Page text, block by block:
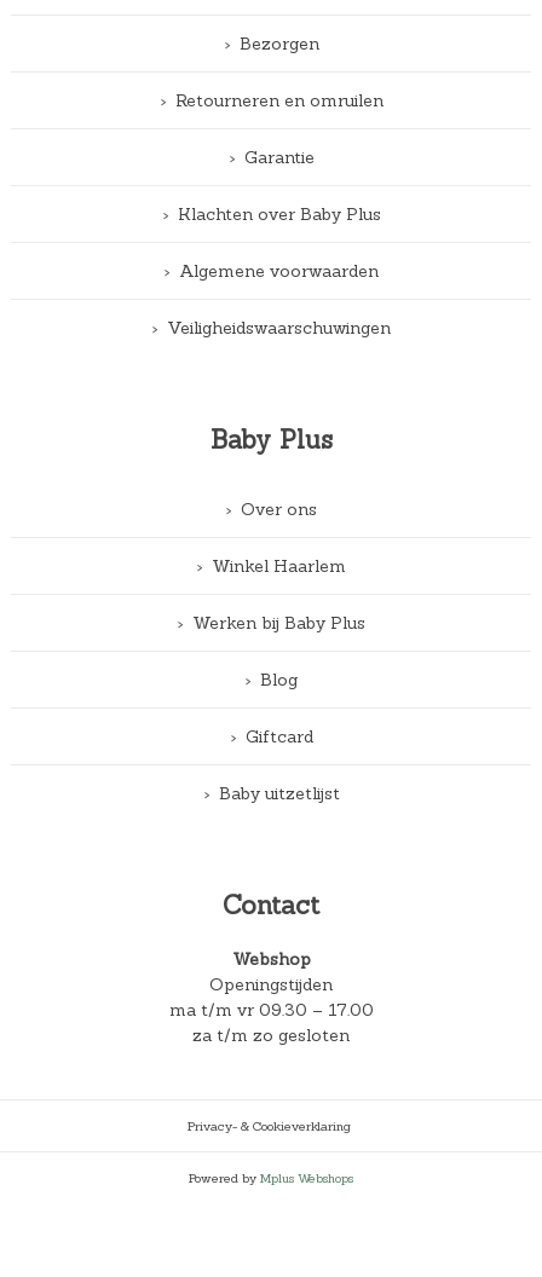
Bezorgen
Retourneren en omruilen
Garantie
Klachten over Baby Plus
Algemene voorwaarden
Veiligheidswaarschuwingen
Baby Plus
Over ons
Winkel Haarlem
Werken bij Baby Plus
Blog
Giftcard
Baby uitzetlijst
Contact
Webshop
Openingstijden
ma t/m vr 09.30 – 17.00
za t/m zo gesloten
Privacy- & Cookieverklaring
Powered by Mplus Webshops